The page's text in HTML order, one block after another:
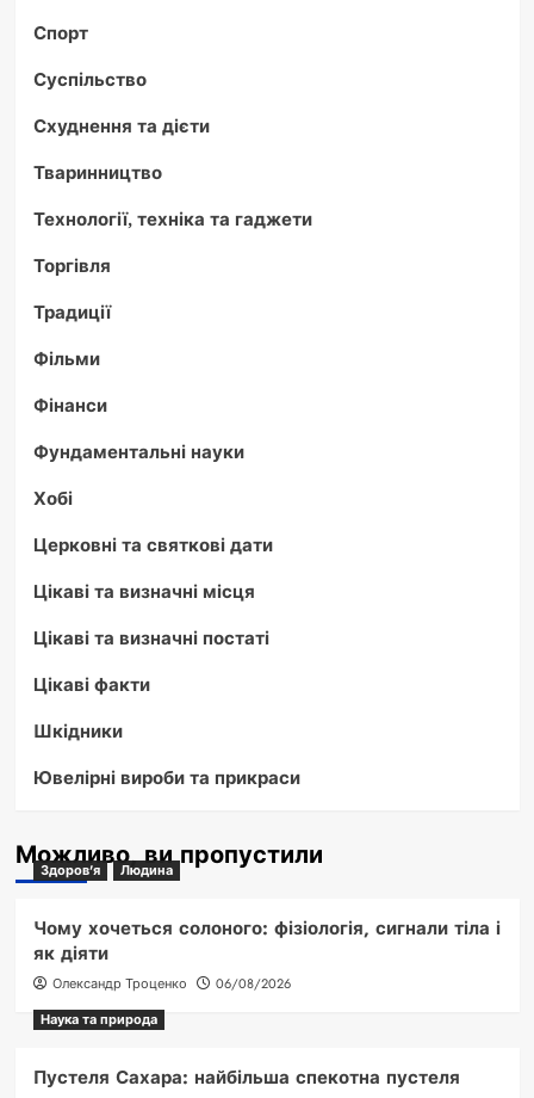
Спорт
Суспільство
Схуднення та дієти
Тваринництво
Технології, техніка та гаджети
Торгівля
Традиції
Фільми
Фінанси
Фундаментальні науки
Хобі
Церковні та святкові дати
Цікаві та визначні місця
Цікаві та визначні постаті
Цікаві факти
Шкідники
Ювелірні вироби та прикраси
Можливо, ви пропустили
Здоров'я Людина
Чому хочеться солоного: фізіологія, сигнали тіла і
як діяти
Олександр Троценко
06/08/2026
Наука та природа
Пустеля Сахара: найбільша спекотна пустеля